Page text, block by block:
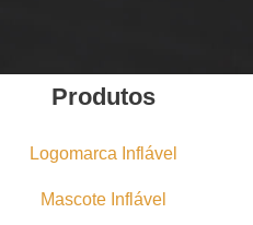
Produtos
Logomarca Inflável
Mascote Inflável